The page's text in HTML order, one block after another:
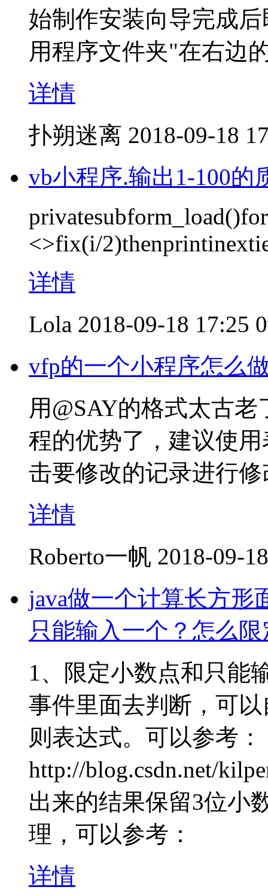
始制作安装向导完成
用程序文件夹"在右边
详情
扑朔迷离 2018-09-18
vb小程序.输出1-100的
<>fix(i/
详情
Lola 2018-09-18 17:25
vfp的一个小程序怎么
用@SAY的格式太古
程的优势了，建议使
击要修改的记录进行修
详情
Roberto一帆 2018-09-
java做一个计算长方形
只能输入一个？怎么
1、限定小数点和只能
事件里面去判断，可
则表达式。可以参考：
http://blog.csdn.net/
出来的结果保留3位小
理，可以参考：
详情